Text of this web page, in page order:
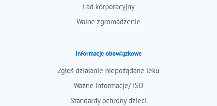
Ład korporacyjny
Walne zgromadzenie
Informacje obowiązkowe
Zgłoś działanie niepożądane leku
Ważne informacje/ ISO
Standardy ochrony dzieci